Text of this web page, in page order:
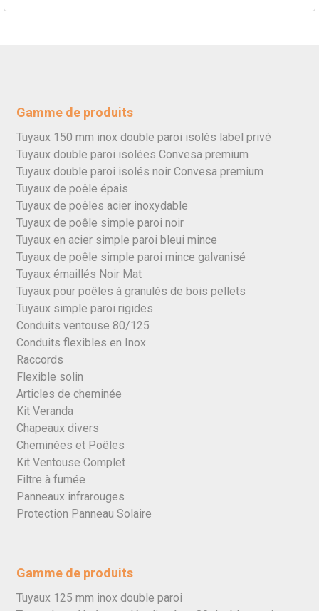
Gamme de produits
Tuyaux 150 mm inox double paroi isolés label privé
Tuyaux double paroi isolées Convesa premium
Tuyaux double paroi isolés noir Convesa premium
Tuyaux de poêle épais
Tuyaux de poêles acier inoxydable
Tuyaux de poêle simple paroi noir
Tuyaux en acier simple paroi bleui mince
Tuyaux de poêle simple paroi mince galvanisé
Tuyaux émaillés Noir Mat
Tuyaux pour poêles à granulés de bois pellets
Tuyaux simple paroi rigides
Conduits ventouse 80/125
Conduits flexibles en Inox
Raccords
Flexible solin
Articles de cheminée
Kit Veranda
Chapeaux divers
Cheminées et Poêles
Kit Ventouse Complet
Filtre à fumée
Panneaux infrarouges
Protection Panneau Solaire
Gamme de produits
Tuyaux 125 mm inox double paroi